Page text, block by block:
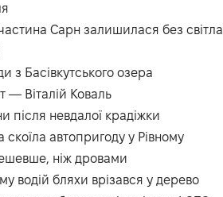
Сарн залишилася без світла
з Басівкутського озера
— Віталій Коваль
після невдалої крадіжки
автопригоду у Рівному
ніж дровами
водій бляхи врізався у дерево